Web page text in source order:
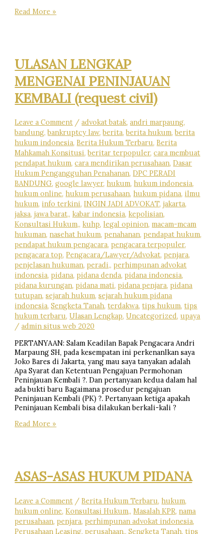
Advokat-
Pengacara-
Kuasa
Hukum
Read More »
ULASAN LENGKAP
MENGENAI PENINJAUAN
KEMBALI (request civil)
Leave a Comment /advokat batak,andri marpaung,
bandung,bankruptcy law,berita,berita hukum,berita
hukum indonesia,Berita Hukum Terbaru,Berita
Mahkamah Konsitusi,beritar terpopuler,cara membuat
pendapat hukum,cara mendirikan perusahaan,Dasar
Hukum Pengangguhan Penahanan,DPC PERADI
BANDUNG,google lawyer,hukum,hukum indonesia,
hukum online,hukum perusahaan,hukum pidana, ilmu
hukum, info terkini,INGIN JADI ADVOKAT,jakarta,
jaksa,jawa barat,,kabar indonesia,kepolisian,
Konsultasi Hukum,,kuhp,legal opinion,macam-mcam
hukuman,nasehat hukum,penahanan,pendapat hukum,
pendapat hukum pengacara,pengacara terpopuler,
pengacara top,Pengacara/Lawyer/Advokat,penjara,
penjelasan hukuman,peradi,,perhimpunan advokat
indonesia,pidana,pidana denda,pidana indonesia,
pidana kurungan,pidana mati,pidana penjara,pidana
tutupan,sejarah hukum,sejarah hukum pidana
indonesia,Sengketa Tanah,terdakwa,tips hukum,tips
hukum terbaru,Ulasan Lengkap,Uncategorized,upaya
/admin situs web 2020
PERTANYAAN: Salam Keadilan Bapak Pengacara Andri
Marpaung SH, pada kesempatan ini perkenanlkan saya
Joko Bares di Jakarta, yang mau saya tanyakan adalah
Apa Syarat dan Ketentuan Pengajuan Permohonan
Peninjauan Kembali ?. Dan pertanyaan kedua dalam hal
ada bukti baru Bagaimana prosedur pengajuan
Peninjauan Kembali (PK) ?. Pertanyaan ketiga apakah
Peninjauan Kembali bisa dilakukan berkali-kali ?
ULASAN
(request
civil)
Read More »
ASAS-ASAS HUKUM PIDANA
Leave a Comment /Berita Hukum Terbaru,hukum,
hukum online,Konsultasi Hukum,,Masalah KPR,nama
perusahaan,penjara,perhimpunan advokat indonesia,
Perusahaan Leasing,perusahaan,,Sengketa Tanah,tips